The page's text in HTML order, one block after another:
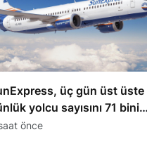
üç gün üst üste
yolcu sayısını 71 bini
önce